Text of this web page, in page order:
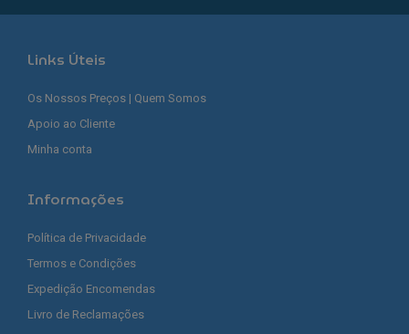
Links Úteis
Os Nossos Preços | Quem Somos
Apoio ao Cliente
Minha conta
Informações
Política de Privacidade
Termos e Condições
Expedição Encomendas
Livro de Reclamações